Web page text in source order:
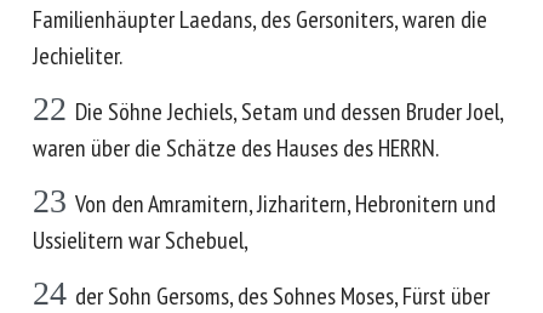
Familienhäupter Laedans, des Gersoniters, waren die
Jechieliter.
22 Die Söhne Jechiels, Setam und dessen Bruder Joel,
waren über die Schätze des Hauses des HERRN.
23 Von den Amramitern, Jizharitern, Hebronitern und
Ussielitern war Schebuel,
24 der Sohn Gersoms, des Sohnes Moses, Fürst über